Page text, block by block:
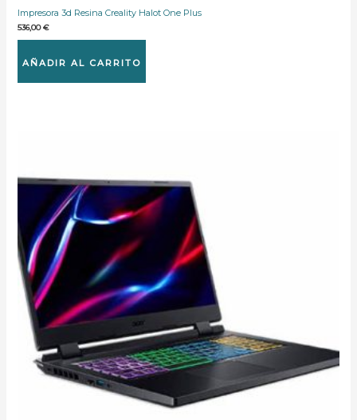
Impresora 3d Resina Creality Halot One Plus
536,00€
AÑADIR AL CARRITO